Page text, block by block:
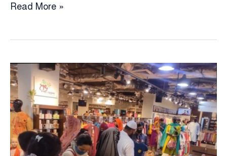
১৫
পাচ্ছে
৫৫
লাখ
পরিবার,
সরকারের
খাদ্য
সহায়তা
Read More »